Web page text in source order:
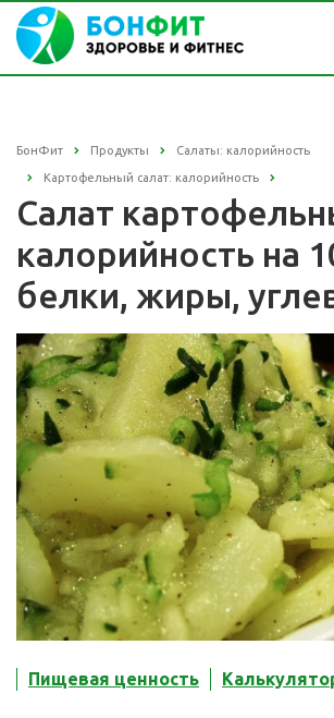
БонФит Продукты Салаты: калорийность
Картофельный салат: калорийность
Салат
калорийность на
белки, жиры,
Пищевая ценность